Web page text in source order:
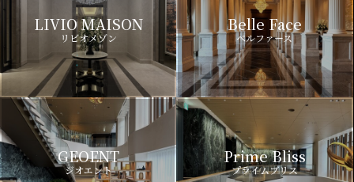
LIVIO MAISON
リビオメゾン
Belle Face
ベルファース
GEOENT
ジオエント
Prime Bliss
プライムブリス